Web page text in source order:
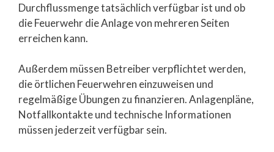
Durchflussmenge tatsächlich verfügbar ist und ob
die Feuerwehr die Anlage von mehreren Seiten
erreichen kann.
Außerdem müssen Betreiber verpflichtet werden,
die örtlichen Feuerwehren einzuweisen und
regelmäßige Übungen zu finanzieren. Anlagenpläne,
Notfallkontakte und technische Informationen
müssen jederzeit verfügbar sein.